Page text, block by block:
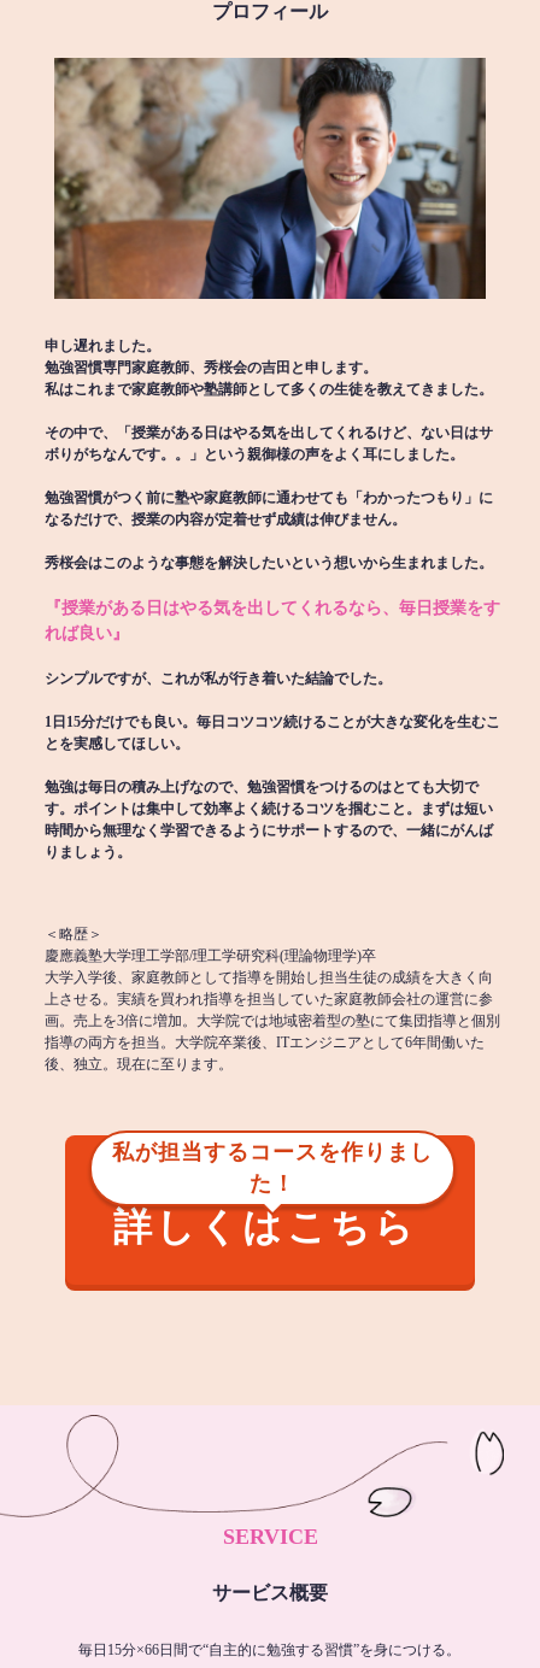
プロフィール
申し遅れました。
勉強習慣専門家庭教師、秀桜会の吉田と申します。
私はこれまで家庭教師や塾講師として多くの生徒を教えてきました。
その中で、「授業がある日はやる気を出してくれるけど、ない日はサ
ボりがちなんです。。」という親御様の声をよく耳にしました。
勉強習慣がつく前に塾や家庭教師に通わせても「わかったつもり」に
なるだけで、授業の内容が定着せず成績は伸びません。
秀桜会はこのような事態を解決したいという想いから生まれました。
『授業がある日はやる気を出してくれるなら、毎日授業をす
れば良い』
シンプルですが、これが私が行き着いた結論でした。
1日15分だけでも良い。毎日コツコツ続けることが大きな変化を生むこ
とを実感してほしい。
勉強は毎日の積み上げなので、勉強習慣をつけるのはとても大切で
す。ポイントは集中して効率よく続けるコツを掴むこと。まずは短い
時間から無理なく学習できるようにサポートするので、一緒にがんば
りましょう。
＜略歴＞
慶應義塾大学理工学部/理工学研究科(理論物理学)卒
大学入学後、家庭教師として指導を開始し担当生徒の成績を大きく向
上させる。実績を買われ指導を担当していた家庭教師会社の運営に参
画。売上を3倍に増加。大学院では地域密着型の塾にて集団指導と個別
指導の両方を担当。大学院卒業後、ITエンジニアとして6年間働いた
後、独立。現在に至ります。
私が担当するコースを作りまし
た！
詳しくはこちら
SERVICE
サービス概要
毎日15分×66日間で“自主的に勉強する習慣”を身につける。